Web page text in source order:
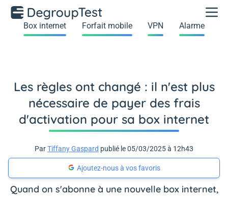
Box internet Forfait mobile VPN Alarme
Les règles ont changé : il n'est plus
nécessaire de payer des frais
d'activation pour sa box internet
ParTiffany Gaspard publié le 05/03/2025 à 12h43
Ajoutez-nous à vos favoris
Quand on s'abonne à une nouvelle box internet,